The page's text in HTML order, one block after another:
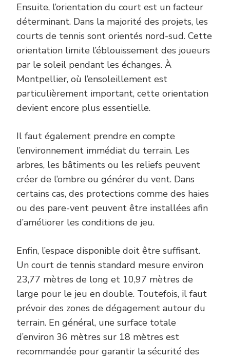
Ensuite, l’orientation du court est un facteur
déterminant. Dans la majorité des projets, les
courts de tennis sont orientés nord-sud. Cette
orientation limite l’éblouissement des joueurs
par le soleil pendant les échanges. À
Montpellier, où l’ensoleillement est
particulièrement important, cette orientation
devient encore plus essentielle.
Il faut également prendre en compte
l’environnement immédiat du terrain. Les
arbres, les bâtiments ou les reliefs peuvent
créer de l’ombre ou générer du vent. Dans
certains cas, des protections comme des haies
ou des pare-vent peuvent être installées afin
d’améliorer les conditions de jeu.
Enfin, l’espace disponible doit être suffisant.
Un court de tennis standard mesure environ
23,77 mètres de long et 10,97 mètres de
large pour le jeu en double. Toutefois, il faut
prévoir des zones de dégagement autour du
terrain. En général, une surface totale
d’environ 36 mètres sur 18 mètres est
recommandée pour garantir la sécurité des